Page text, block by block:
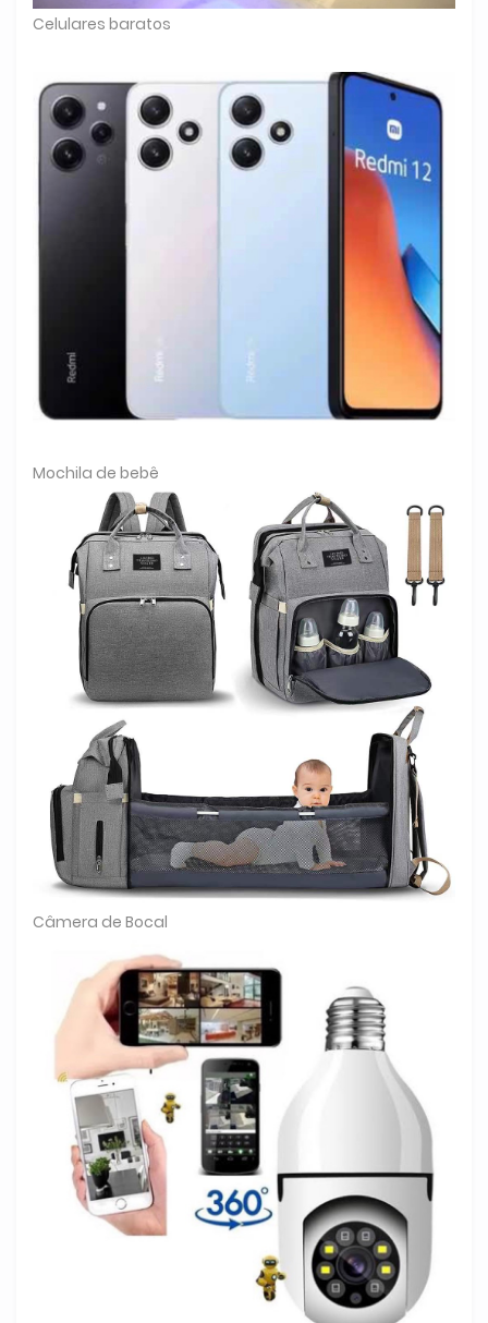
Celulares baratos
Mochila de bebê
Câmera de Bocal